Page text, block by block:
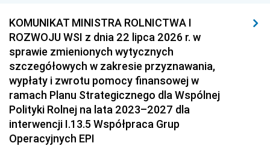
KOMUNIKAT MINISTRA ROLNICTWA I
ROZWOJU WSI z dnia 22 lipca 2026 r. w
sprawie zmienionych wytycznych
szczegółowych w zakresie przyznawania,
wypłaty i zwrotu pomocy finansowej w
ramach Planu Strategicznego dla Wspólnej
Polityki Rolnej na lata 2023–2027 dla
interwencji I.13.5 Współpraca Grup
Operacyjnych EPI